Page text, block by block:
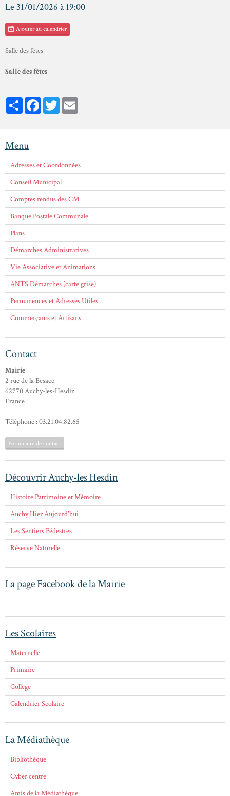
Le 31/01/2026 à 19:00
Ajouter au calendrier
Salle des fêtes
Salle des fêtes
PartagerFacebookTwitter
Menu
Adresses et Coordonnées
Conseil Municipal
Comptes rendus des CM
Banque Postale Communale
Plans
Démarches Administratives
Vie Associative et Animations
ANTS Démarches (carte grise)
Permanences et Adresses Utiles
Commerçants et Artisans
Contact
Mairie
2 rue de la Besace
62770 Auchy-les-Hesdin
France
Téléphone : 03.21.04.82.65
Formulaire de contact
Découvrir Auchy-les Hesdin
Histoire Patrimoine et Mémoire
Auchy Hier Aujourd'hui
Les Sentiers Pédestres
Réserve Naturelle
La page Facebook de la Mairie
Les Scolaires
Maternelle
Primaire
Collège
Calendrier Scolaire
La Médiathèque
Bibliothèque
Cyber centre
Amis de la Médiathèque